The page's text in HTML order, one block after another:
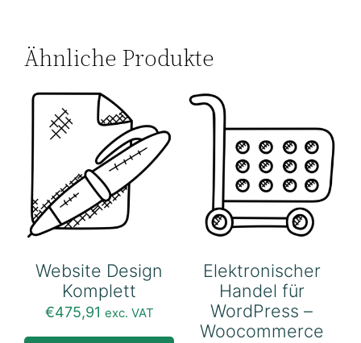
Ähnliche Produkte
Website Design
Komplett
€475,91 exc. VAT
Elektronischer
Handel für
WordPress –
Woocommerce